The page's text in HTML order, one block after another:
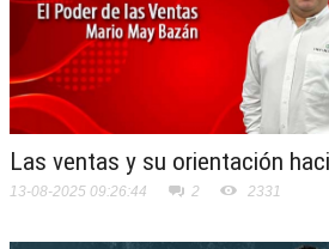
Las ventas y su orientación
13-08-2025 09:26:44 2 2331